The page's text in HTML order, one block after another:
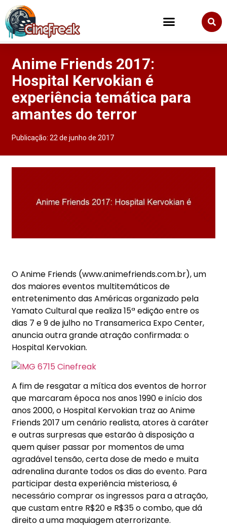
Anime Friends 2017:
Hospital Kervokian é
experiência temática para
amantes do terror
Publicação:22 de junho de 2017
O Anime Friends (www.animefriends.com.br), um
dos maiores eventos multitemáticos de
entretenimento das Américas organizado pela
Yamato Cultural que realiza 15ª edição entre os
dias 7 e 9 de julho no Transamerica Expo Center,
anuncia outra grande atração confirmada: o
Hospital Kervokian.
A fim de resgatar a mítica dos eventos de horror
que marcaram época nos anos 1990 e início dos
anos 2000, o Hospital Kervokian traz ao Anime
Friends 2017 um cenário realista, atores à caráter
e outras surpresas que estarão à disposição a
quem quiser passar por momentos de uma
agradável tensão, certa dose de medo e muita
adrenalina durante todos os dias do evento. Para
participar desta experiência misteriosa, é
necessário comprar os ingressos para a atração,
que custam entre R$20 e R$35 o combo, que dá
direito a uma maquiagem aterrorizante.